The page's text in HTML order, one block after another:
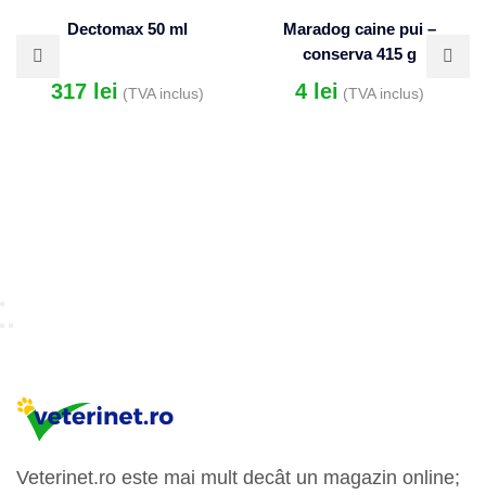
Dectomax 50 ml
317 lei (TVA inclus)
Maradog caine pui –
conserva 415 g
4 lei (TVA inclus)
Veterinet.ro este mai mult decât un magazin online;